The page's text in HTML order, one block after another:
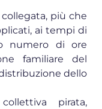
più che
ai tempi di
numero di ore
familiare del
dello
pirata,